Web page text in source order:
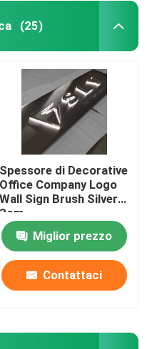
(25)
Spessore di Decorative
Office Company Logo
Wall Sign Brush Silver
3cm
Miglior prezzo
Contattaci